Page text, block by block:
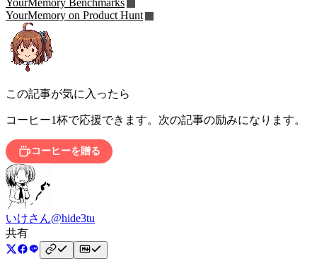
YourMemory on Product Hunt
この記事が気に入ったら
コーヒー1杯で応援できます。次の記事の励みになります。
コーヒーを贈る
いけさん@hide3tu
共有